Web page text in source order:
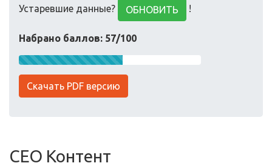
Устаревшие данные? ОБНОВИТЬ !
Набрано баллов: 57/100
Скачать PDF версию
СЕО Контент